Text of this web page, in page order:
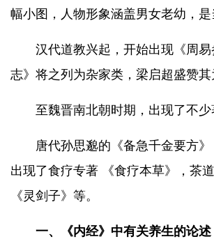
幅小图，人物形象涵盖男女老幼，
汉代道教兴起，开始出现《周易
志》将之列为杂家类，梁启超盛赞
至魏晋南北朝时期，出现了不
唐代孙思邈的 《备急千金要方》
出现了食疗专著 《食疗本草》，茶
《灵剑子》等。
一、《内经》中有关养生的论述